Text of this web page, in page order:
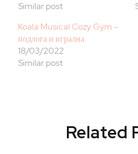
Similar post
Koala Musical Cozy Gym –
подлога и игрална
18/03/2022
Similar post
Related